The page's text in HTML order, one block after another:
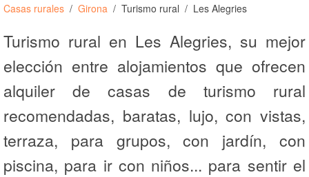
Casas rurales Girona Turismo rural Les Alegries
Turismo rural en Les Alegries, su mejor
elección entre alojamientos que ofrecen
alquiler de casas de turismo rural
recomendadas, baratas, lujo, con vistas,
terraza, para grupos, con jardín, con
piscina, para ir con niños... para sentir el